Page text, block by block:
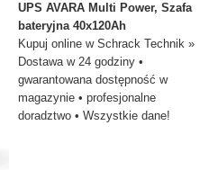
UPS AVARA Multi Power, Szafa
bateryjna 40x120Ah
Kupuj online w Schrack Technik »
Dostawa w 24 godziny •
gwarantowana dostępność w
magazynie • profesjonalne
doradztwo • Wszystkie dane!